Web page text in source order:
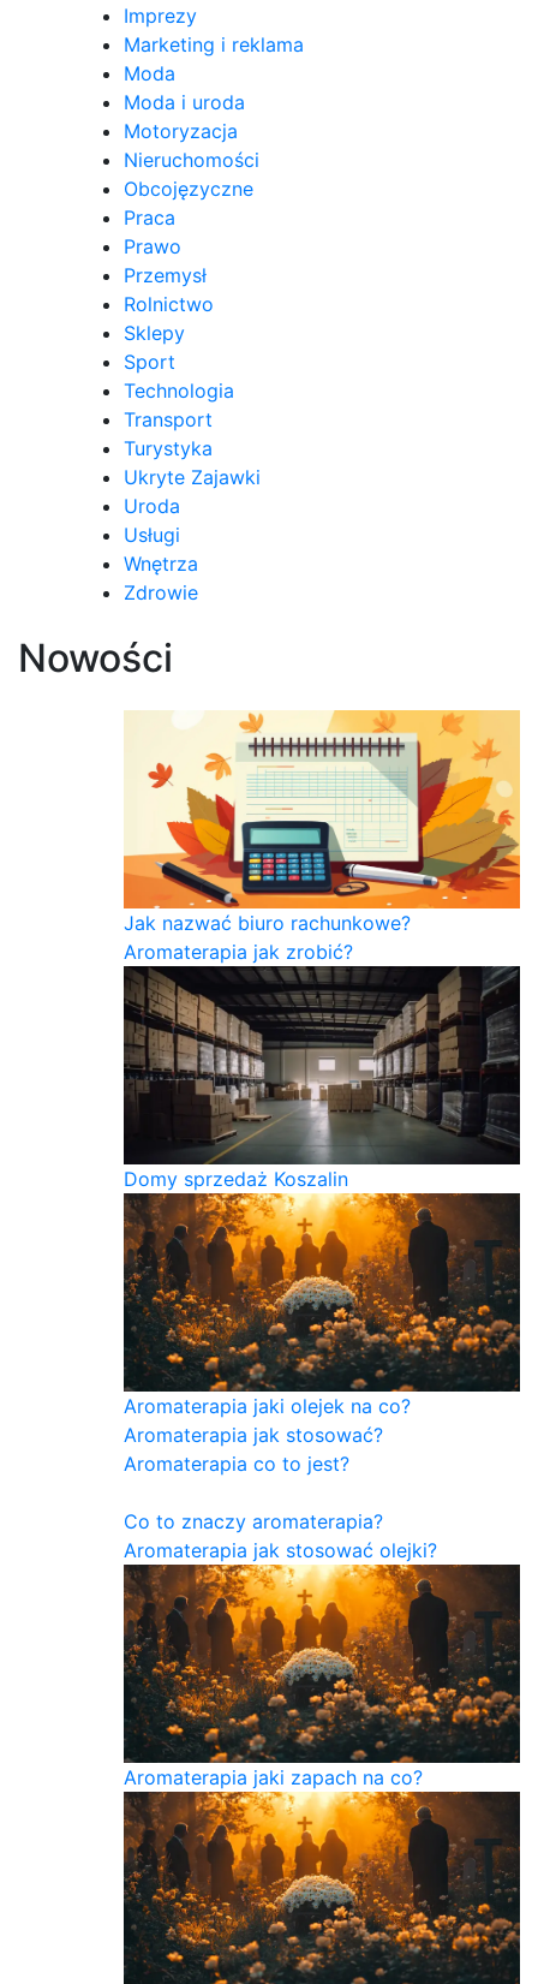
Imprezy
Marketing i reklama
Moda
Moda i uroda
Motoryzacja
Nieruchomości
Obcojęzyczne
Praca
Prawo
Przemysł
Rolnictwo
Sklepy
Sport
Technologia
Transport
Turystyka
Ukryte Zajawki
Uroda
Usługi
Wnętrza
Zdrowie
Nowości
Jak nazwać biuro rachunkowe?
Aromaterapia jak zrobić?
Domy sprzedaż Koszalin
Aromaterapia jaki olejek na co?
Aromaterapia jak stosować?
Aromaterapia co to jest?
Co to znaczy aromaterapia?
Aromaterapia jak stosować olejki?
Aromaterapia jaki zapach na co?